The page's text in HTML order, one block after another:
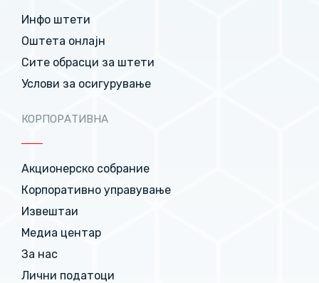
Инфо штети
Оштета онлајн
Сите обрасци за штети
Услови за осигурување
КОРПОРАТИВНА
Акционерско собрание
Корпоративно управување
Извештаи
Медиа центар
За нас
Лични податоци